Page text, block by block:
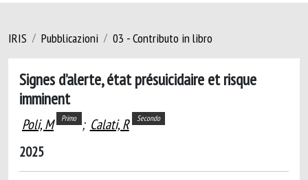
IRIS Pubblicazioni 03 - Contributo in libro
Signes d’alerte, état présuicidaire et risque
imminent
Poli, M Primo ; Calati, R Secondo
2025